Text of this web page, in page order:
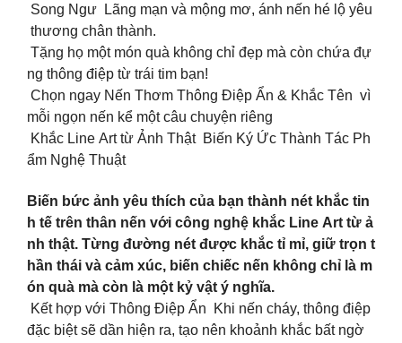
Song Ngư Lãng mạn và mộng mơ, ánh nến hé lộ yêu
thương chân thành.
Tặng họ một món quà không chỉ đẹp mà còn chứa đự
ng thông điệp từ trái tim bạn!
Chọn ngay Nến Thơm Thông Điệp Ẩn & Khắc Tên vì
mỗi ngọn nến kể một câu chuyện riêng
Khắc Line Art từ Ảnh Thật Biến Ký Ức Thành Tác Ph
ẩm Nghệ Thuật
Biến bức ảnh yêu thích của bạn thành nét khắc tin
h tế trên thân nến với công nghệ khắc Line Art từ ả
nh thật. Từng đường nét được khắc tỉ mỉ, giữ trọn t
hần thái và cảm xúc, biến chiếc nến không chỉ là m
ón quà mà còn là một kỷ vật ý nghĩa.
Kết hợp với Thông Điệp Ẩn Khi nến cháy, thông điệp
đặc biệt sẽ dần hiện ra, tạo nên khoảnh khắc bất ngờ